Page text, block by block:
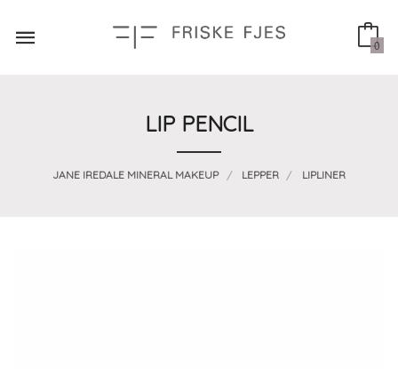
innholdet
0
LIP PENCIL
JANE IREDALE MINERAL MAKEUP LEPPER LIPLINER